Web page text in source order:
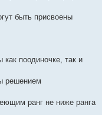
быть присвоены
поодиночке, так и
решением
ранг не ниже ранга